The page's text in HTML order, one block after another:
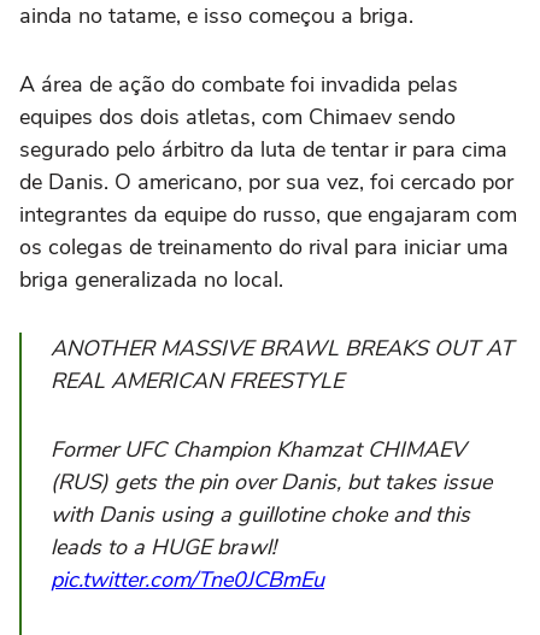
ainda no tatame, e isso começou a briga.
A área de ação do combate foi invadida pelas
equipes dos dois atletas, com Chimaev sendo
segurado pelo árbitro da luta de tentar ir para cima
de Danis. O americano, por sua vez, foi cercado por
integrantes da equipe do russo, que engajaram com
os colegas de treinamento do rival para iniciar uma
briga generalizada no local.
ANOTHER MASSIVE BRAWL BREAKS OUT AT
REAL AMERICAN FREESTYLE
Former UFC Champion Khamzat CHIMAEV
(RUS) gets the pin over Danis, but takes issue
with Danis using a guillotine choke and this
leads to a HUGE brawl!
pic.twitter.com/Tne0JCBmEu